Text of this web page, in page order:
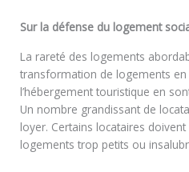
Sur la défense du logement
La rareté des logements
transformation de logements
l’hébergement touristique en
Un nombre grandissant de
loyer. Certains locataires
logements trop petits ou